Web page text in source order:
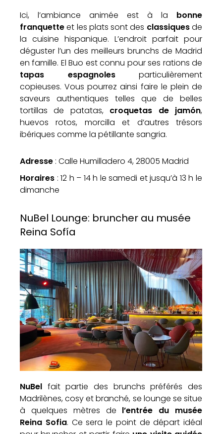
Ici, l’ambiance animée est à la bonne
franquetteet les plats sont des classiquesde
la cuisine hispanique. L’endroit parfait pour
déguster l’un des meilleurs brunchs de Madrid
en famille. El Buo est connu pour ses rations de
tapas espagnolesparticulièrement
copieuses. Vous pourrez ainsi faire le plein de
saveurs authentiques telles que de belles
tortillas de patatas, croquetas de jamón,
huevos rotos, morcilla et d’autres trésors
ibériques comme la pétillante sangria.
Adresse : Calle Humilladero 4, 28005 Madrid
Horaires : 12 h – 14 h le samedi et jusqu’à 13 h le
dimanche
NuBel Lounge: bruncher au musée
Reina Sofía
NuBel fait partie des brunchs préférés des
Madrilènes, cosy et branché, se lounge se situe
à quelques mètres de l’entrée du musée
Reina Sofia. Ce sera le point de départ idéal